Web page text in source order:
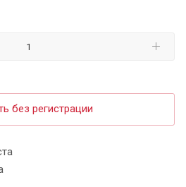
без регистрации